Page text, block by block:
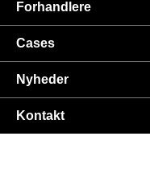
Forhandlere
Cases
Nyheder
Kontakt